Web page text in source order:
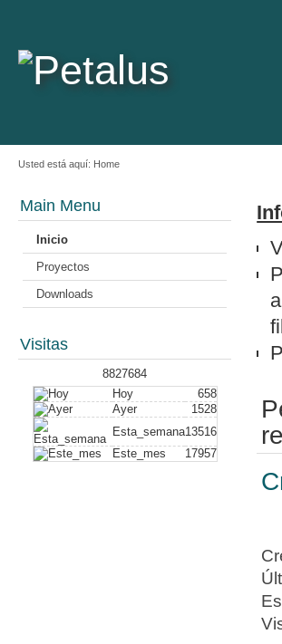
Usted está aquí: Home
Main Menu
Inicio
Proyectos
Downloads
Visitas
8827684
Hoy
658
Ayer
1528
Esta_semana13516
Este_mes
17957